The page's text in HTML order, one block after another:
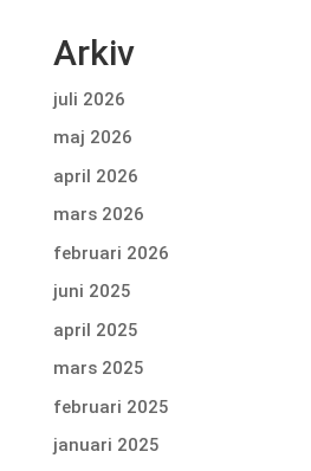
Arkiv
juli 2026
maj 2026
april 2026
mars 2026
februari 2026
juni 2025
april 2025
mars 2025
februari 2025
januari 2025